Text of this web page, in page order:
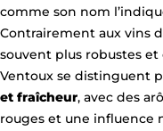
comme son nom
Contrairement aux vins
souvent plus robustes et
Ventoux se distinguent
et fraîcheur, avec des
rouges et une influence